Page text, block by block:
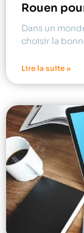
Rouen
Dans un
choisir la
Lire la suite »